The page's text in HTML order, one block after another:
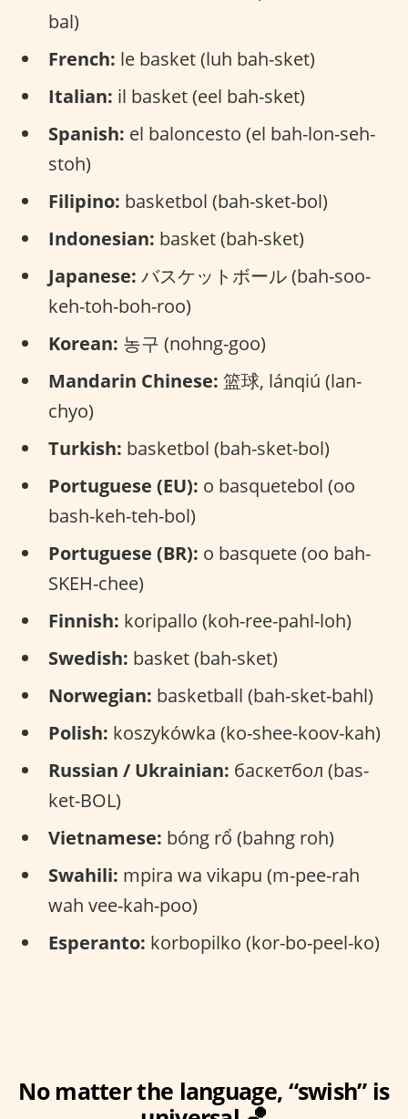
bal)
French: le basket (luh bah-sket)
Italian: il basket (eel bah-sket)
Spanish: el baloncesto (el bah-lon-seh-
stoh)
Filipino: basketbol (bah-sket-bol)
Indonesian: basket (bah-sket)
Japanese: バスケットボール (bah-soo-
keh-toh-boh-roo)
Korean: 농구 (nohng-goo)
Mandarin Chinese: 篮球, lánqiú (lan-
chyo)
Turkish: basketbol (bah-sket-bol)
Portuguese (EU): o basquetebol (oo
bash-keh-teh-bol)
Portuguese (BR): o basquete (oo bah-
SKEH-chee)
Finnish: koripallo (koh-ree-pahl-loh)
Swedish: basket (bah-sket)
Norwegian: basketball (bah-sket-bahl)
Polish: koszykówka (ko-shee-koov-kah)
Russian / Ukrainian: баскетбол (bas-
ket-BOL)
Vietnamese: bóng rổ (bahng roh)
Swahili: mpira wa vikapu (m-pee-rah
wah vee-kah-poo)
Esperanto: korbopilko (kor-bo-peel-ko)
No matter the language, “swish” is